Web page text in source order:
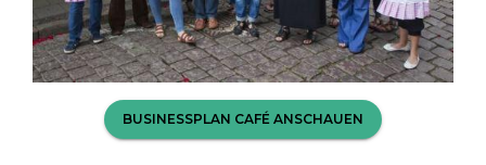
BUSINESSPLAN CAFÉ ANSCHAUEN